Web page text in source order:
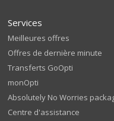
Services
Meilleures offres
Offres de dernière minute
Transferts GoOpti
monOpti
Absolutely No Worries
Centre d'assistance